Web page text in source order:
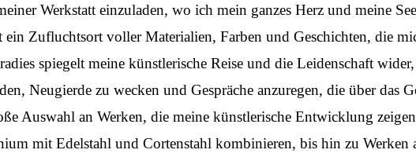
Werkstatt einzuladen, wo ich mein ganzes Herz und meine
ein Zufluchtsort voller Materialien, Farben und Geschichten, die
spiegelt meine künstlerische Reise und die Leidenschaft
Neugierde zu wecken und Gespräche anzuregen, die über das
Auswahl an Werken, die meine künstlerische Entwicklung
mit Edelstahl und Cortenstahl kombinieren, bis hin zu Werken